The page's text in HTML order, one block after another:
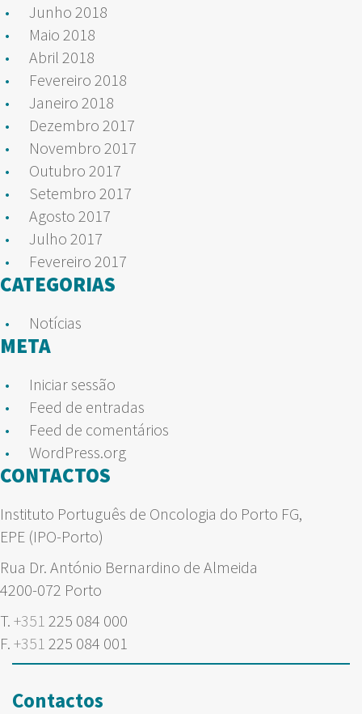
Junho 2018
Maio 2018
Abril 2018
Fevereiro 2018
Janeiro 2018
Dezembro 2017
Novembro 2017
Outubro 2017
Setembro 2017
Agosto 2017
Julho 2017
Fevereiro 2017
CATEGORIAS
Notícias
META
Iniciar sessão
Feed de entradas
Feed de comentários
WordPress.org
CONTACTOS
Instituto Português de Oncologia do Porto FG,
EPE (IPO-Porto)
Rua Dr. António Bernardino de Almeida
4200-072 Porto
T. +351 225 084 000
F. +351 225 084 001
Contactos